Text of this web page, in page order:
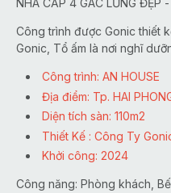
NHÀ CẤP 4 GÁC LỮNG ĐẸP
Công trình được Gonic thiết
Gonic, Tổ ấm là nơi nghĩ
Công trình: AN HOUSE
Địa điểm: Tp. HAI
Diện tích sàn: 110m2
Thiết Kế : Công Ty
Khởi công: 2024
Công năng: Phòng khách,